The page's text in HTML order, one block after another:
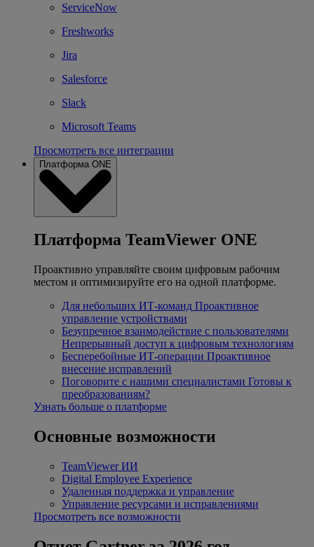
ServiceNow
Freshworks
Jira
Salesforce
Slack
Microsoft Teams
Просмотреть все интеграции
Платформа ONE
Платформа TeamViewer ONE
Проактивно управляйте своим цифровым рабочим
местом и оптимизируйте его на одной платформе.
Для небольших ИТ-команд Проактивное
управление устройствами
Безупречное взаимодействие с пользователями
Непрерывный доступ к цифровым технологиям
Бесперебойные ИТ-операции Проактивное
внесение исправлений
Поговорите с нашими специалистами Готовы к
преобразованиям?
Узнать больше о платформе
Основные возможности
TeamViewer ИИ
Digital Employee Experience
Удаленная поддержка и управление
Управление ресурсами и исправлениями
Просмотреть все возможности